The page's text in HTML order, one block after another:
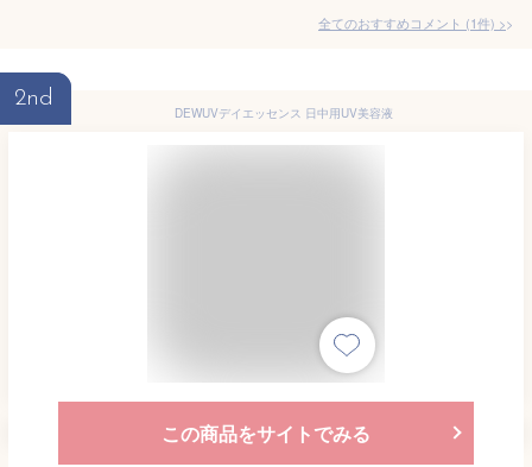
全てのおすすめコメント (1件) >
2nd
DEWUVデイエッセンス 日中用UV美容液
この商品をサイトでみる